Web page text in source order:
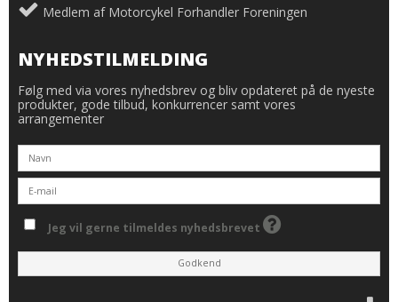
Medlem af Motorcykel Forhandler Foreningen
NYHEDSTILMELDING
Følg med via vores nyhedsbrev og bliv opdateret på de nyeste
produkter, gode tilbud, konkurrencer samt vores
arrangementer
Jeg vil gerne tilmeldes nyhedsbrevet
Godkend